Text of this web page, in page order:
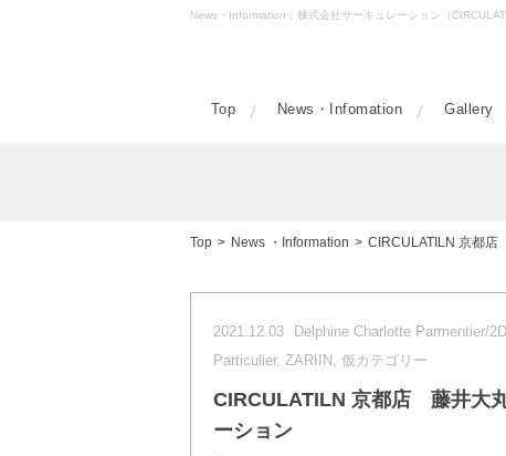
News・Information：株式会社サーキュレーション（
Top News・Infomation Gallery
Top > News ・Information > CIRCULATILN 京都
2021.12.03
Delphine Charlotte Parmentier/
Particulier, ZARIIN, 仮カテゴリー
CIRCULATILN 京都店 藤井大
ーション